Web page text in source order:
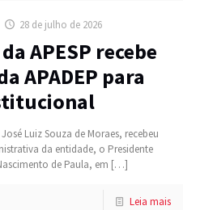
28 de julho de 2026
APESP recebe
APADEP para
Luiz Souza de Moraes, recebeu
da entidade, o Presidente
de Paula, em […]
Leia mais